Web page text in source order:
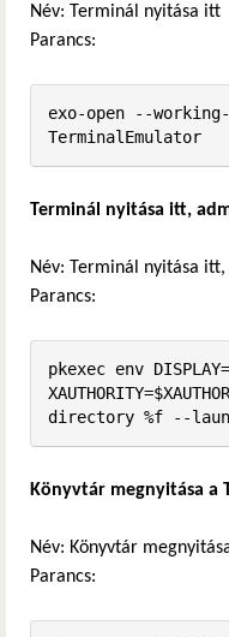
Név: Terminál nyitása itt
Parancs:
exo-open --
TerminalEmulator
Terminál nyitása itt,
Név: Terminál nyitása
Parancs:
pkexec env
directory %f --
Könyvtár megnyitása a
Név: Könyvtár
Parancs: